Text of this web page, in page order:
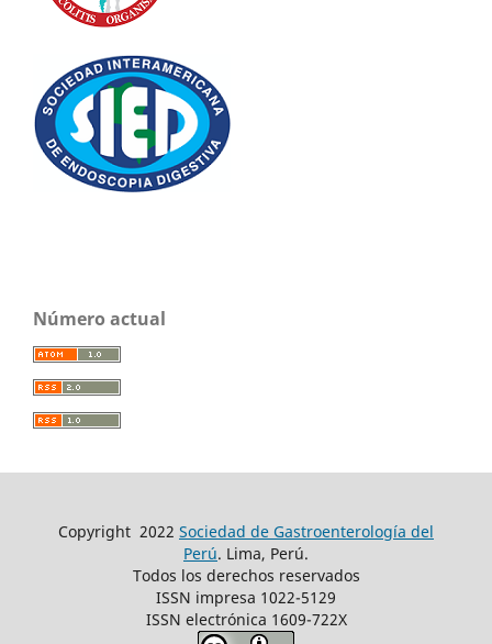
Número actual
Copyright 2022 Sociedad de Gastroenterología del
Perú. Lima, Perú.
Todos los derechos reservados
ISSN impresa 1022-5129
ISSN electrónica 1609-722X